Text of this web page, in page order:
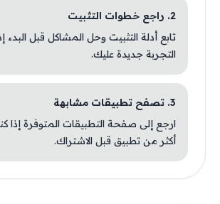
2. راجع خطوات التثبيت
تابع أدلة التثبيت وحل المشاكل قبل البدء
التجربة جديدة عليك.
3. تصفح تطبيقات مشابهة
ارجع إلى صفحة التطبيقات المتوفرة إذا
أكثر من تطبيق قبل الاشتراك.